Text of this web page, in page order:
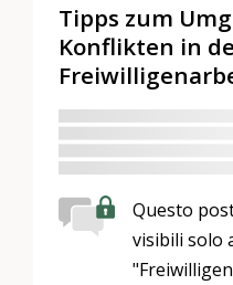
Tipps zum
Konflikten in
Questo
visibili solo